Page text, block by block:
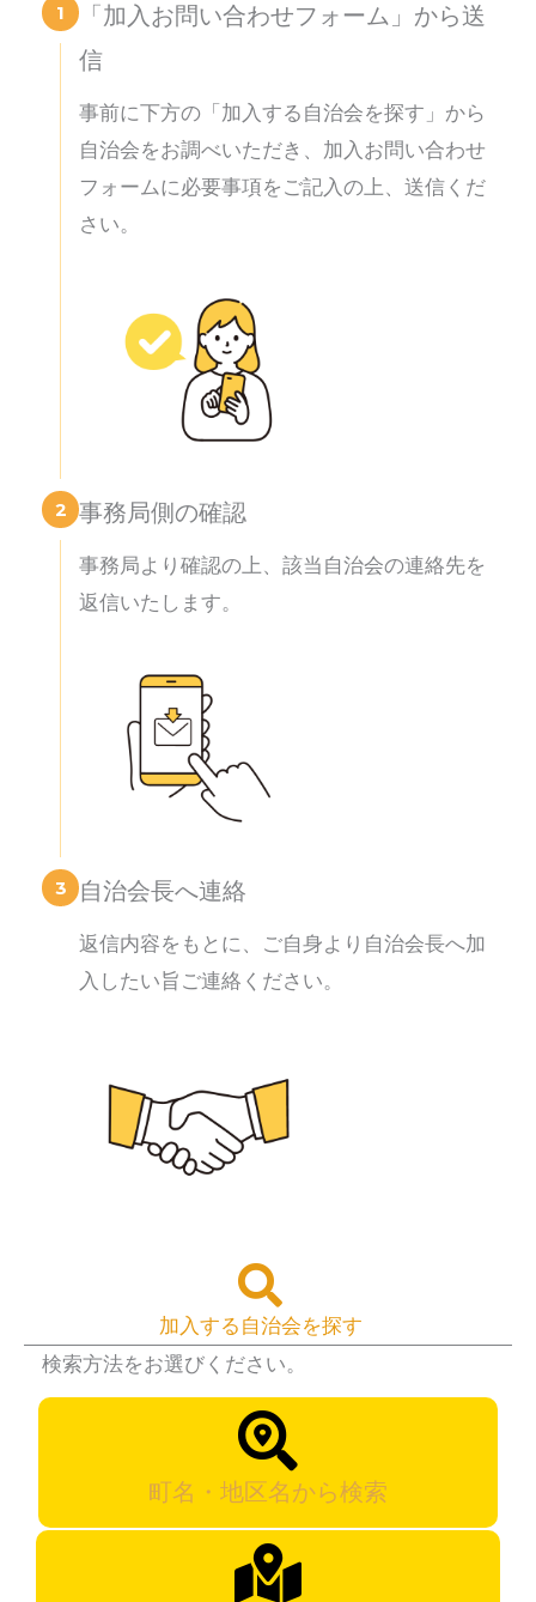
1
「加入お問い合わせフォーム」から送
信
事前に下方の「加入する自治会を探す」から
自治会をお調べいただき、加入お問い合わせ
フォームに必要事項をご記入の上、送信くだ
さい。
2 事務局側の確認
事務局より確認の上、該当自治会の連絡先を
返信いたします。
3 自治会長へ連絡
返信内容をもとに、ご自身より自治会長へ加
入したい旨ご連絡ください。
加入する自治会を探す
検索方法をお選びください。
町名・地区名から検索